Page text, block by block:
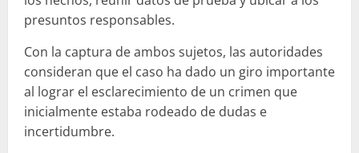
presuntos responsables.
Con la captura de ambos sujetos, las autoridades
consideran que el caso ha dado un giro importante
al lograr el esclarecimiento de un crimen que
inicialmente estaba rodeado de dudas e
incertidumbre.